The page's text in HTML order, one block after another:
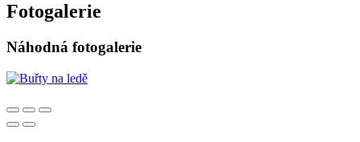
Fotogalerie
Náhodná fotogalerie